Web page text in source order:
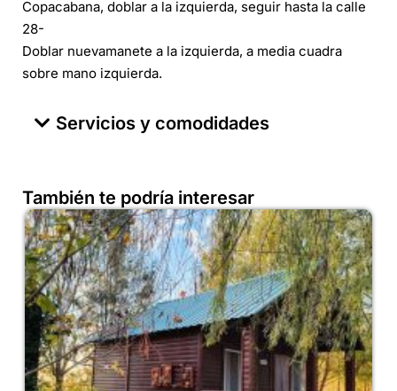
Copacabana, doblar a la izquierda, seguir hasta la calle
28-
Doblar nuevamanete a la izquierda, a media cuadra
sobre mano izquierda.
Servicios y comodidades
También te podría interesar